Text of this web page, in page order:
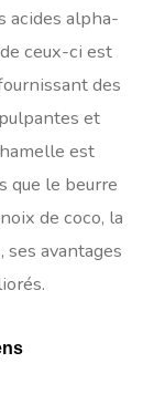
acides alpha-
ceux-ci est
des
et
est
que le beurre
de coco, la
avantages